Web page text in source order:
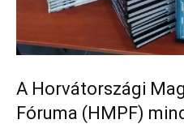
A Horvátországi
Fóruma (HMPF)